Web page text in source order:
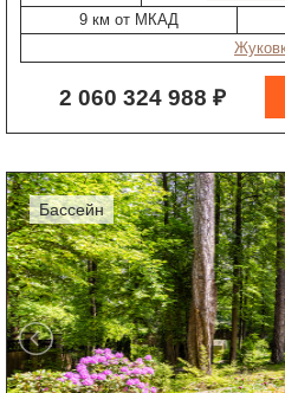
9 км от МКАД
2 060 324 988 ₽
бассейн